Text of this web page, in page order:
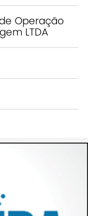
Operação
LTDA